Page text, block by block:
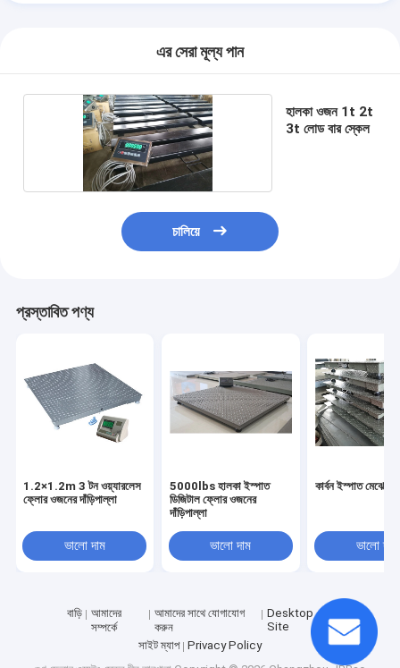
এর সেরা মূল্য পান
হালকা ওজন 1t 2t
3t লোড বার স্কেল
চালিয়ে
প্রস্তাবিত পণ্য
1.2×1.2m 3 টন ওয়্যারলেস
ফ্লোর ওজনের দাঁড়িপাল্লা
ভালো দাম
5000lbs হালকা ইস্পাত
ডিজিটাল ফ্লোর ওজনের
দাঁড়িপাল্লা
ভালো দাম
কার্বন ইস্পাত মেঝে
ভালো দাম
বাড়ি
আমাদের
সম্পর্কে
আমাদের সাথে যোগাযোগ
করুন
Desktop
Site
সাইট ম্যাপ
Privacy Policy